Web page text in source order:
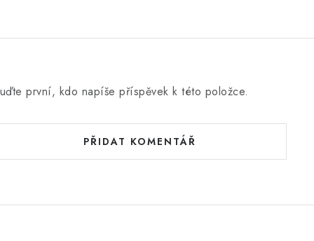
první, kdo napíše příspěvek k této položce.
PŘIDAT KOMENTÁŘ